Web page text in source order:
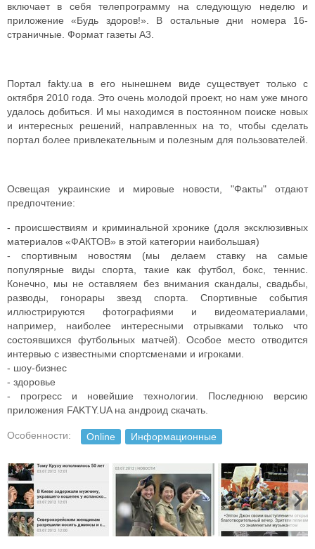
включает в себя телепрограмму на следующую неделю и
приложение «Будь здоров!». В остальные дни номера 16-
страничные. Формат газеты А3.
Портал fakty.ua в его нынешнем виде существует только с
октября 2010 года. Это очень молодой проект, но нам уже много
удалось добиться. И мы находимся в постоянном поиске новых
и интересных решений, направленных на то, чтобы сделать
портал более привлекательным и полезным для пользователей.
Освещая украинские и мировые новости, "Факты" отдают
предпочтение:
- происшествиям и криминальной хронике (доля эксклюзивных
материалов «ФАКТОВ» в этой категории наибольшая)
- спортивным новостям (мы делаем ставку на самые
популярные виды спорта, такие как футбол, бокс, теннис.
Конечно, мы не оставляем без внимания скандалы, свадьбы,
разводы, гонорары звезд спорта. Спортивные события
иллюстрируются фотографиями и видеоматериалами,
например, наиболее интересными отрывками только что
состоявшихся футбольных матчей). Особое место отводится
интервью с известными спортсменами и игроками.
- шоу-бизнес
- здоровье
- прогресс и новейшие технологии. Последнюю версию
приложения FAKTY.UA на андроид скачать.
Особенности: Online Информационные